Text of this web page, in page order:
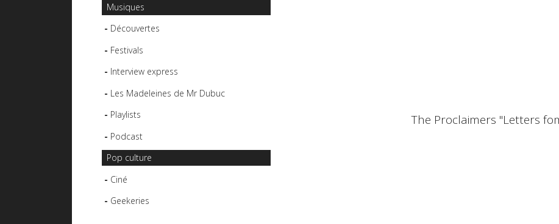
Musiques
Découvertes
Festivals
Interview express
Les Madeleines de Mr Dubuc
Playlists
Podcast
Pop culture
Ciné
Geekeries
The Proclaimers "Letters